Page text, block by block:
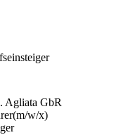
Agliata GbR
(m/w/x)